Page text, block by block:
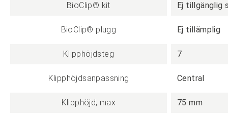
BioClip® kit Ej tillgänglig
BioClip® plugg Ej tillämplig
Klipphöjdsteg 7
Klipphöjdsanpassning Central
Klipphöjd, max 75 mm